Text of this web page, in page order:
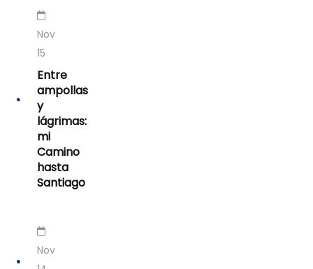
Nov
15
Entre
ampollas
y
lágrimas:
mi
Camino
hasta
Santiago
Nov